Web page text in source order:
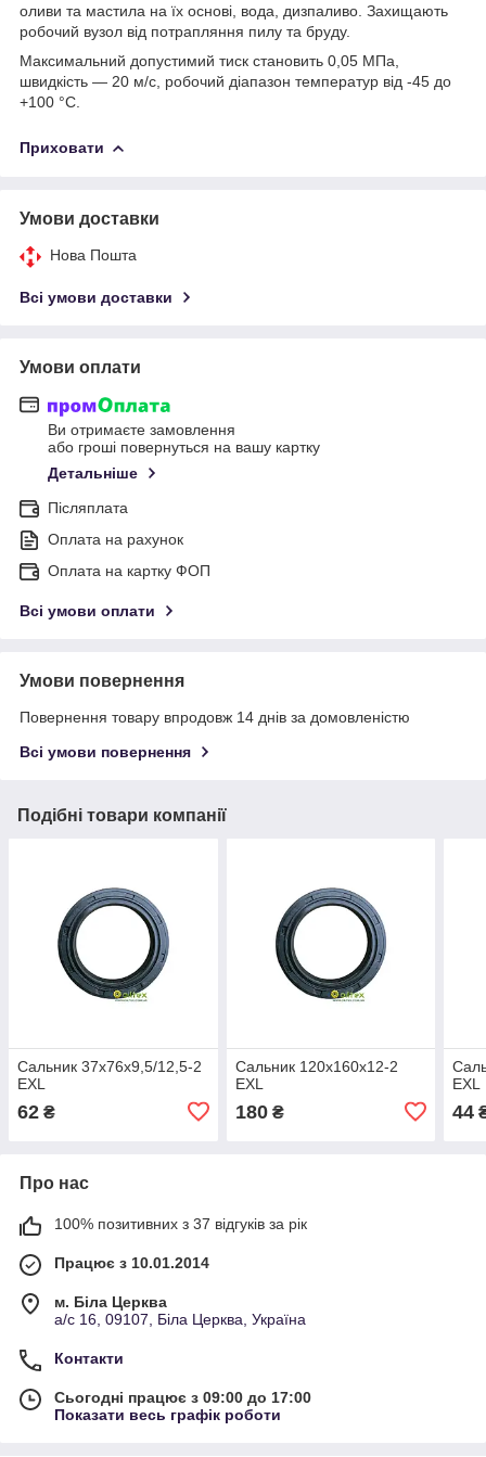
оливи та мастила на їх основі, вода, дизпаливо. Захищають
робочий вузол від потрапляння пилу та бруду.
Максимальний допустимий тиск становить 0,05 МПа,
швидкість — 20 м/с, робочий діапазон температур від -45 до
+100 °C.
Приховати
Умови доставки
Нова Пошта
Всі умови доставки
Умови оплати
Ви отримаєте замовлення
або гроші повернуться на вашу картку
Детальніше
Післяплата
Оплата на рахунок
Оплата на картку ФОП
Всі умови оплати
Умови повернення
Повернення товару впродовж 14 днів за домовленістю
Всі умови повернення
Подібні товари компанії
Сальник 37х76х9,5/12,5-2
EXL
62 ₴
Сальник 120х160х12-2
EXL
180₴
EXL
44
Про нас
100% позитивних з 37 відгуків за рік
Працює з 10.01.2014
м. Біла Церква
а/с 16, 09107, Біла Церква, Україна
Контакти
Сьогодні працює з 09:00 до 17:00
Показати весь графік роботи